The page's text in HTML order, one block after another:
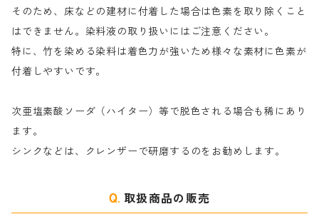
ハ行
マ行
綿・麻を染める染料
絹・羊毛を染める染料
そのため、床などの建材に付着した場合は色素を取り除くこと
はできません。染料液の取り扱いにはご注意ください。
特に、竹を染める染料は着色力が強いため様々な素材に色素が
付着しやすいです。
次亜塩素酸ソーダ（ハイター）等で脱色される場合も稀にあり
ます。
シンクなどは、クレンザーで研磨するのをお勧めします。
取扱商品の販売